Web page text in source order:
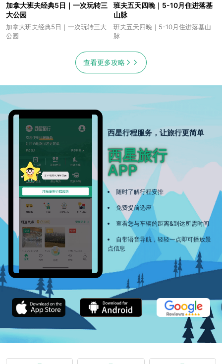
加拿大班夫经典5日｜一次玩转三
大公园
加拿大班夫经典5日｜一次玩转三大
公园
班夫五天四晚｜5-10月住进落基
山脉
班夫五天四晚｜5-10月住进落基山
脉
查看更多攻略
西星行程服务，让旅行更简单
西星旅行
APP
随时了解行程安排
免费提前选座
查看您与车辆的距离&到达所需时间
自带语音导航，轻轻一点即可播放景
点信息